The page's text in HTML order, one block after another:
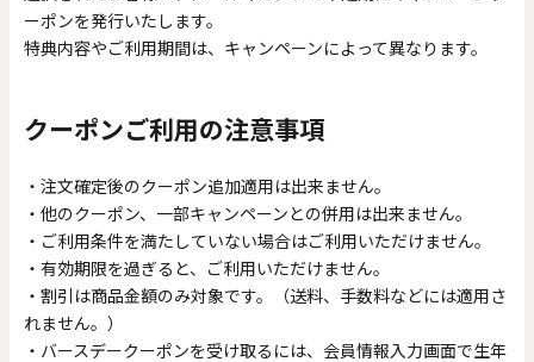
ーポンを発行いたします。
特典内容やご利用期間は、キャンペーンによって異なります。
クーポンご利用の注意事項
・注文確定後のクーポン追加適用は出来ません。
・他のクーポン、一部キャンペーンとの併用は出来ません。
・ご利用条件を満たしていない場合はご利用いただけません。
・有効期限を過ぎると、ご利用いただけません。
・割引は商品金額のみ対象です。（送料、手数料などには適用さ
れません。）
・バースデークーポンを受け取るには、会員情報入力画面で生年